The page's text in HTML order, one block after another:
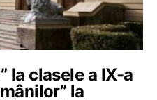
la clasele a IX-a
la